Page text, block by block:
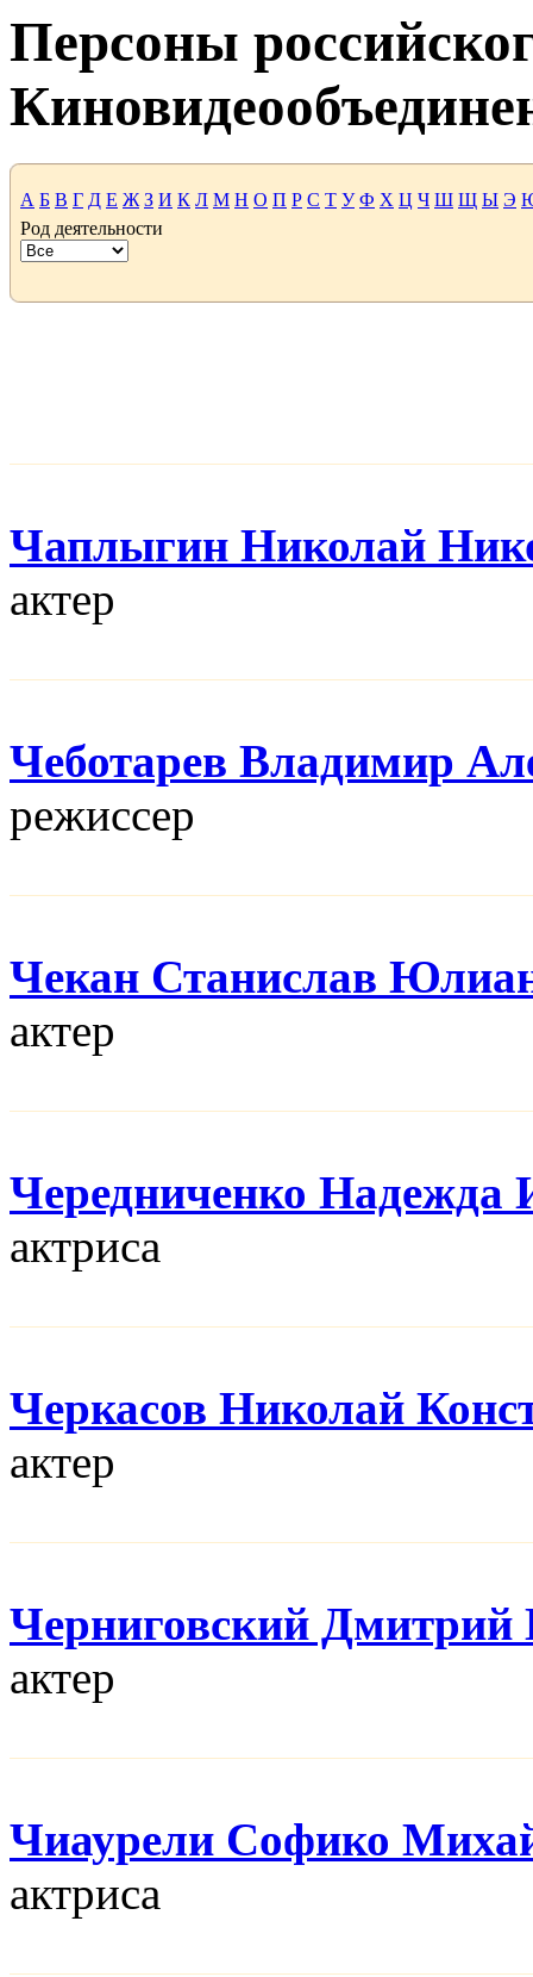
Персоны
А Б В Г Д Е Ж З И К Л М Н О П Р С Т У Ф Х Ц Ч Ш Щ Ы Э
Род деятельности
Чаплыгин Николай
актер
Чеботарев Владимир
режисcер
Чекан Станислав
актер
Чередниченко Надежда
актриса
Черкасов Николай
актер
Черниговский Дмитрий
актер
Чиаурели Софико
актриса